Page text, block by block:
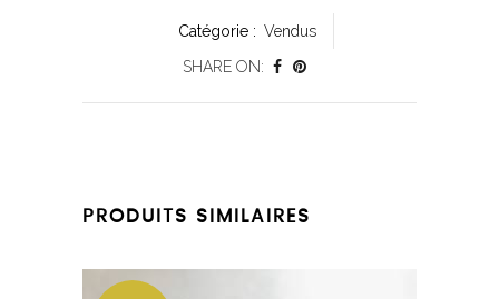
Catégorie : Vendus
SHARE ON:
PRODUITS SIMILAIRES